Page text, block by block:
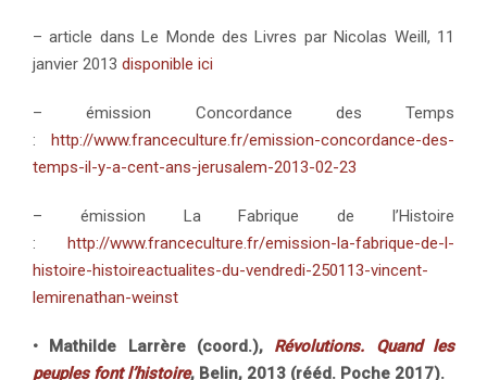
– article dans Le Monde des Livres par Nicolas Weill, 11
janvier 2013 disponible ici
– émission Concordance des Temps
: http://www.franceculture.fr/emission-concordance-des-
temps-il-y-a-cent-ans-jerusalem-2013-02-23
– émission La Fabrique de l’Histoire
: http://www.franceculture.fr/emission-la-fabrique-de-l-
histoire-histoireactualites-du-vendredi-250113-vincent-
lemirenathan-weinst
• Mathilde Larrère (coord.), Révolutions. Quand les
peuples font l’histoire, Belin, 2013 (rééd. Poche 2017).